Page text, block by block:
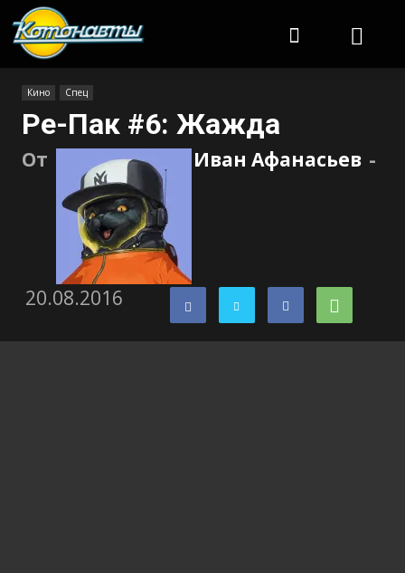
Кино Спец
Ре-Пак #6: Жажда
От Иван Афанасьев -
20.08.2016